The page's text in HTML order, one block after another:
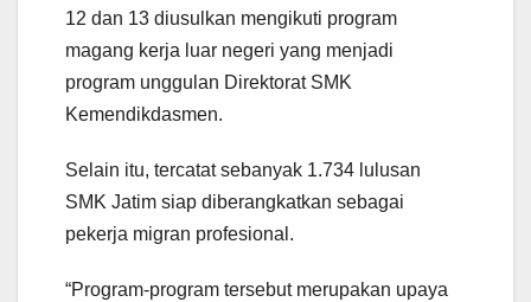
12 dan 13 diusulkan mengikuti program
magang kerja luar negeri yang menjadi
program unggulan Direktorat SMK
Kemendikdasmen.
Selain itu, tercatat sebanyak 1.734 lulusan
SMK Jatim siap diberangkatkan sebagai
pekerja migran profesional.
“Program-program tersebut merupakan upaya